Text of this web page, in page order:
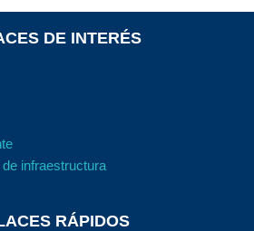
DE INTERÉS
infraestructura
RÁPIDOS